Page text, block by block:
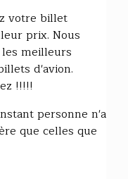
votre billet
prix. Nous
meilleurs
d'avion.
!!!!!
personne n'a
que celles que